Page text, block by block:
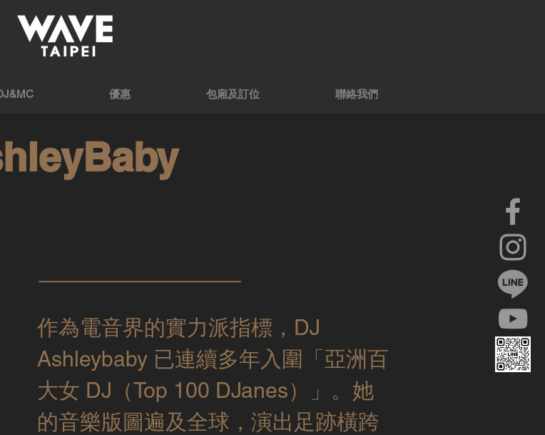
優惠 包廂及訂位 聯絡我們
作為電音界的實力派指標，DJ
Ashleybaby 已連續多年入圍「亞洲百
大女 DJ（Top 100 DJanes）」。她
的音樂版圖遍及全球，演出足跡橫跨